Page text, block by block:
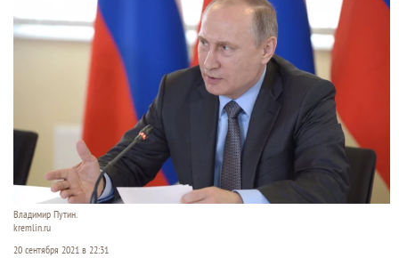
Владимир Путин.
kremlin.ru
20 сентября 2021 в 22:31